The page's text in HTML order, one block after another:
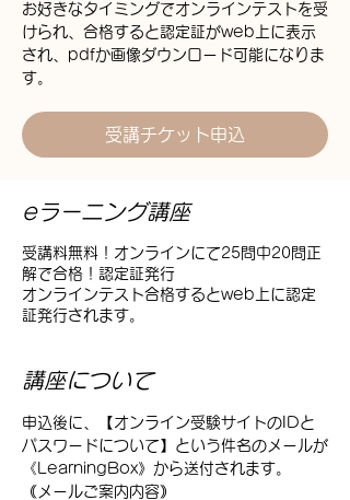
お好きなタイミングでオンラインテストを受
けられ、合格すると認定証がweb上に表示
され、pdfか画像ダウンロード可能になりま
受講チケット申込
eラーニング講座
受講料無料！オンラインにて25問中20問正
解で合格！認定証発行
オンラインテスト合格するとweb上に認定
証発行されます。
講座について
申込後に、【オンライン受験サイトのIDと
パスワードについて】という件名のメールが
《LearningBox》から送付されます。
｟メールご案内内容｠